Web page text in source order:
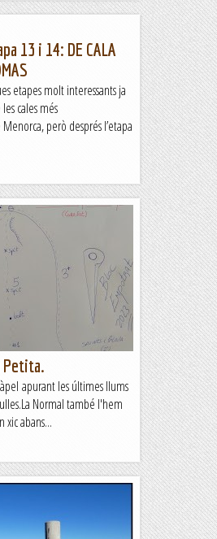
13 i 14: DE CALA
etapes molt interessants ja
cales més
però després l’etapa
Petita.
apurant les últimes llums
Normal també l'hem
abans...